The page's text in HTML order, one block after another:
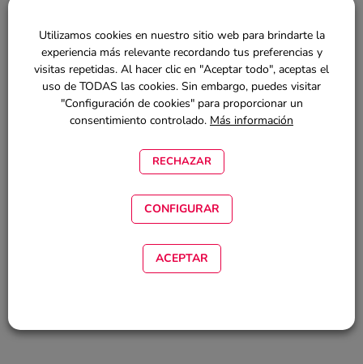
Autora:
Nina Brito
Veterinaria, Marketing y Comunicación
¿EMPEZAMOS?
INICIAR SESIÓN
Utilizamos cookies en nuestro sitio web para brindarte la
experiencia más relevante recordando tus preferencias y
visitas repetidas. Al hacer clic en "Aceptar todo", aceptas el
uso de TODAS las cookies. Sin embargo, puedes visitar
"Configuración de cookies" para proporcionar un
consentimiento controlado. Más información
RECHAZAR
CONFIGURAR
ACEPTAR